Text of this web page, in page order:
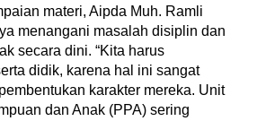
materi, Aipda Muh. Ramli
menangani masalah disiplin dan
secara dini. “Kita harus
didik, karena hal ini sangat
karakter mereka. Unit
dan Anak (PPA) sering